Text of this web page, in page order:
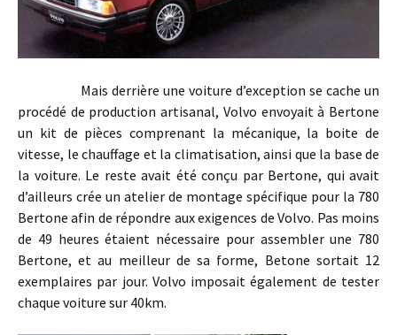
Mais derrière une voiture d’exception se cache un
procédé de production artisanal, Volvo envoyait à Bertone
un kit de pièces comprenant la mécanique, la boite de
vitesse, le chauffage et la climatisation, ainsi que la base de
la voiture. Le reste avait été conçu par Bertone, qui avait
d’ailleurs crée un atelier de montage spécifique pour la 780
Bertone afin de répondre aux exigences de Volvo. Pas moins
de 49 heures étaient nécessaire pour assembler une 780
Bertone, et au meilleur de sa forme, Betone sortait 12
exemplaires par jour. Volvo imposait également de tester
chaque voiture sur 40km.